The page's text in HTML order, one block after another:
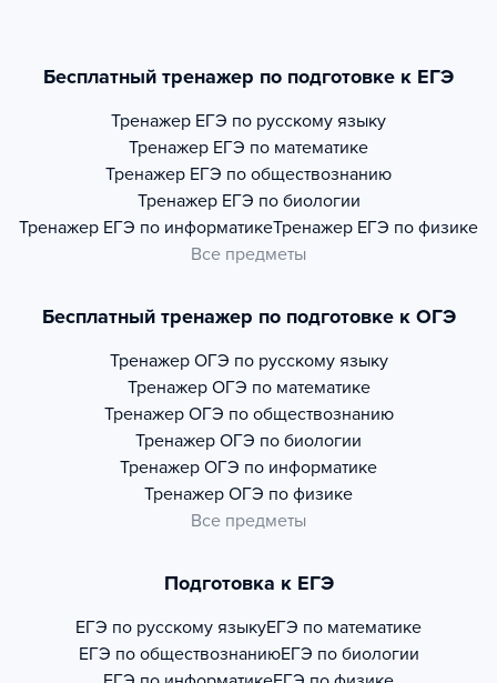
Бесплатный тренажер по подготовке к ЕГЭ
Тренажер ЕГЭ по русскому языку
Тренажер ЕГЭ по математике
Тренажер ЕГЭ по обществознанию
Тренажер ЕГЭ по биологии
Тренажер ЕГЭ по информатикеТренажер ЕГЭ по физике
Все предметы
Бесплатный тренажер по подготовке к ОГЭ
Тренажер ОГЭ по русскому языку
Тренажер ОГЭ по математике
Тренажер ОГЭ по обществознанию
Тренажер ОГЭ по биологии
Тренажер ОГЭ по информатике
Тренажер ОГЭ по физике
Все предметы
Подготовка к ЕГЭ
ЕГЭ по русскому языкуЕГЭ по математике
ЕГЭ по обществознаниюЕГЭ по биологии